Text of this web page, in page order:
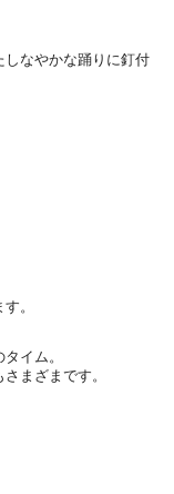
しなやかな踊りに釘付
。
イム。
まざまです。